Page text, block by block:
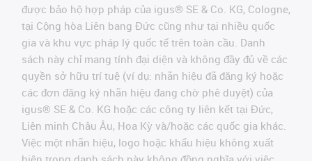
được bảo hộ hợp pháp của igus® SE & Co. KG, Cologne,
tại Cộng hòa Liên bang Đức cũng như tại nhiều quốc
gia và khu vực pháp lý quốc tế trên toàn cầu. Danh
sách này chỉ mang tính đại diện và không đầy đủ về các
quyền sở hữu trí tuệ (ví dụ: nhãn hiệu đã đăng ký hoặc
các đơn đăng ký nhãn hiệu đang chờ phê duyệt) của
igus® SE & Co. KG hoặc các công ty liên kết tại Đức,
Liên minh Châu Âu, Hoa Kỳ và/hoặc các quốc gia khác.
Việc một nhãn hiệu, logo hoặc khẩu hiệu không xuất